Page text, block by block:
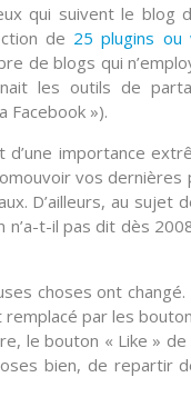
qui suivent le blog
de 25 plugins ou
de blogs qui
les outils de
Facebook »).
d’une importance
vos dernières
D’ailleurs, au
n’a-t-il pas dit dès
choses ont
remplacé par les
le bouton « Like » de
bien, de repartir